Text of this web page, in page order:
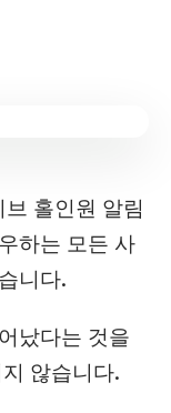
홀인원 알림
하는 모든 사
니다.
났다는 것을
않습니다.